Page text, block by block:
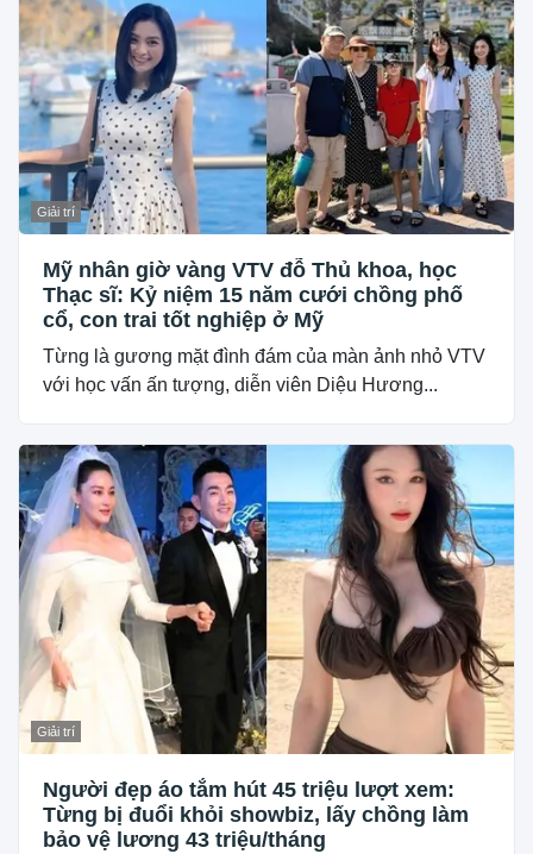
Giải trí
Mỹ nhân giờ vàng VTV đỗ Thủ khoa, học
Thạc sĩ: Kỷ niệm 15 năm cưới chồng phố
cổ, con trai tốt nghiệp ở Mỹ
Từng là gương mặt đình đám của màn ảnh nhỏ VTV
với học vấn ấn tượng, diễn viên Diệu Hương...
Giải trí
Người đẹp áo tắm hút 45 triệu lượt xem:
Từng bị đuổi khỏi showbiz, lấy chồng làm
bảo vệ lương 43 triệu/tháng